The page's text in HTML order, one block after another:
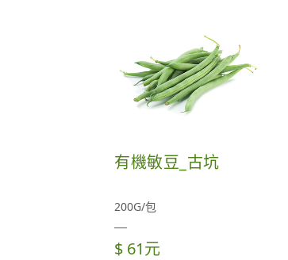
有機敏豆_古坑
200G/包
$ 61元